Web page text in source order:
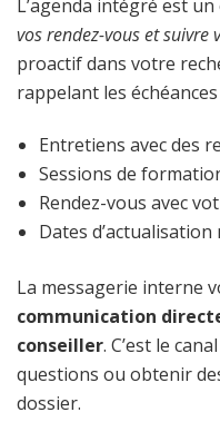
L’agenda intégré est
vos rendez-vous et suivre
proactif dans votre
rappelant les
Entretiens avec des
Sessions de
Rendez-vous avec
Dates d’actualisation
La messagerie interne
communication
conseiller. C’est le
questions ou obtenir
dossier.